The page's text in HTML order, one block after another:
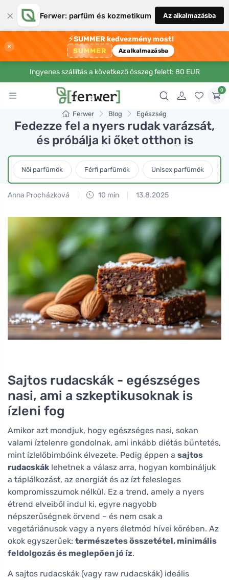
× Ferwer: parfüm és kozmetikum Az alkalmazásba
×
⚡SUMMER kedvezmény most!
SUMMER Az alkalmazásba
Ingyenes szállítás a következő összeg felett: 80 EUR
0
Ferwer Blog Egészség
Fedezze fel a nyers rudak varázsát,
és próbálja ki őket otthon is
Női parfümök Férfi parfümök Unisex parfümök
Anna Procházková 10 min 13.8.2025
Sajtos rudacskák - egészséges
nasi, ami a szkeptikusoknak is
ízleni fog
Amikor azt mondjuk, hogy egészséges nasi, sokan
valami íztelenre gondolnak, ami inkább diétás büntetés,
mint ízlelőbimbóink élvezete. Pedig éppen a sajtos
rudacskák lehetnek a válasz arra, hogyan kombináljuk
a táplálkozást, az energiát és az ízt felesleges
kompromisszumok nélkül. Ez a trend, amely a nyers
étrend elveiből indul ki, egyre nagyobb
népszerűségnek örvend – és nem csak a
vegetáriánusok vagy a nyers életmód hívei körében. Az
okok egyszerűek: természetes összetétel, minimális
feldolgozás és meglepően jó íz.
A sajtos rudacskák (vagy raw rudacskák) ideális